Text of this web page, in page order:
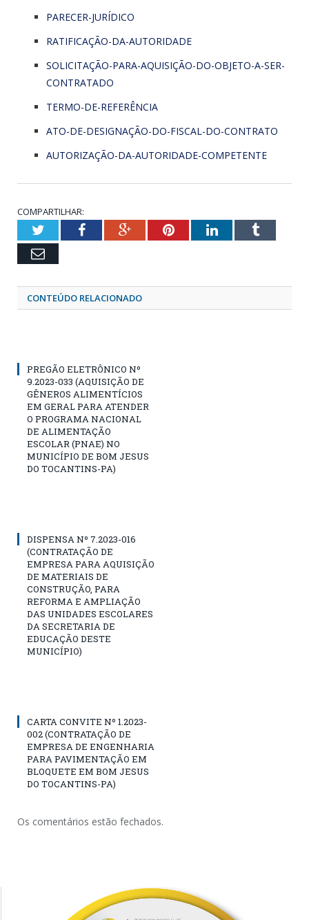
PARECER-JURÍDICO
RATIFICAÇÃO-DA-AUTORIDADE
SOLICITAÇÃO-PARA-AQUISIÇÃO-DO-OBJETO-A-SER-
CONTRATADO
TERMO-DE-REFERÊNCIA
ATO-DE-DESIGNAÇÃO-DO-FISCAL-DO-CONTRATO
AUTORIZAÇÃO-DA-AUTORIDADE-COMPETENTE
COMPARTILHAR:
TwitterFacebookGoogle+PinterestLinkedInTumblr
Email
CONTEÚDO RELACIONADO
PREGÃO ELETRÔNICO Nº
9.2023-033 (AQUISIÇÃO DE
GÊNEROS ALIMENTÍCIOS
EM GERAL PARA ATENDER
O PROGRAMA NACIONAL
DE ALIMENTAÇÃO
ESCOLAR (PNAE) NO
MUNICÍPIO DE BOM JESUS
DO TOCANTINS-PA)
DISPENSA Nº 7.2023-016
(CONTRATAÇÃO DE
EMPRESA PARA AQUISIÇÃO
DE MATERIAIS DE
CONSTRUÇÃO, PARA
REFORMA E AMPLIAÇÃO
DAS UNIDADES ESCOLARES
DA SECRETARIA DE
EDUCAÇÃO DESTE
MUNICÍPIO)
CARTA CONVITE Nº 1.2023-
002 (CONTRATAÇÃO DE
EMPRESA DE ENGENHARIA
PARA PAVIMENTAÇÃO EM
BLOQUETE EM BOM JESUS
DO TOCANTINS-PA)
Os comentários estão fechados.